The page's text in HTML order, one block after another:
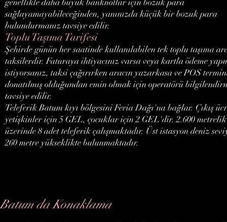
sağlayamayabileceğinden, yanınızda küçük bir bozuk para
bulundurmanız tavsiye edilir.
Toplu Taşıma Tarifesi
Şehirde günün her saatinde kullanılabilen tek toplu taşıma
taksilerdir. Faturaya ihtiyacınız varsa veya kartla ödeme
istiyorsanız, taksi çağırırken aracın yazarkasa ve POS
donatılmış olduğundan emin olmak için operatörü
tavsiye edilir.
Teleferik Batum kıyı bölgesini Feria Dağı'na bağlar. Çıkış
yetişkinler için 5 GEL, çocuklar için 2 GEL'dir. 2.600
üzerinde 8 adet teleferik çalışmaktadır. Üst istasyon deniz
260 metre yükseklikte bulunmaktadır.
Batum da Konaklama